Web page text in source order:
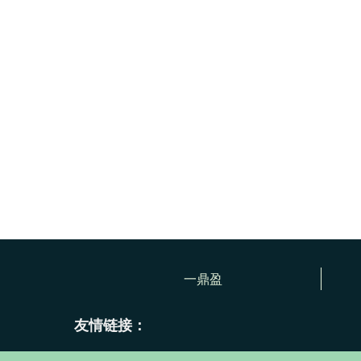
一鼎盈
友情链接：